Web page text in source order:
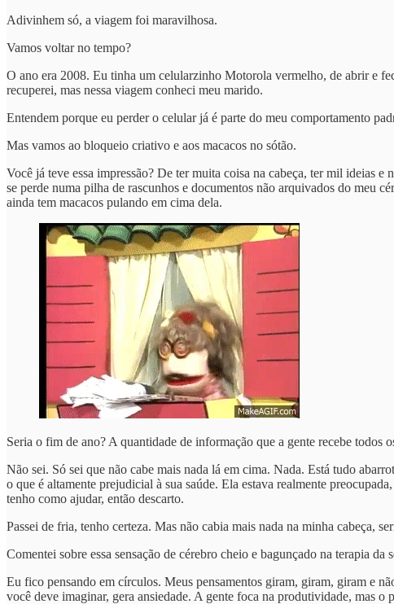
Adivinhem só, a viagem foi maravilhosa.
Vamos voltar no tempo?
O ano era 2008. Eu tinha um celularzinho Motorola vermelho, de abrir e
recuperei, mas nessa viagem conheci meu marido.
Entendem porque eu perder o celular já é parte do meu comportamento
Mas vamos ao bloqueio criativo e aos macacos no sótão.
Você já teve essa impressão? De ter muita coisa na cabeça, ter mil ideias
se perde numa pilha de rascunhos e documentos não arquivados do meu
ainda tem macacos pulando em cima dela.
Seria o fim de ano? A quantidade de informação que a gente recebe todos
Não sei. Só sei que não cabe mais nada lá em cima. Nada. Está tudo
o que é altamente prejudicial à sua saúde. Ela estava realmente
tenho como ajudar, então descarto.
Passei de fria, tenho certeza. Mas não cabia mais nada na minha cabeça,
Comentei sobre essa sensação de cérebro cheio e bagunçado na terapia
Eu fico pensando em círculos. Meus pensamentos giram, giram, giram e
você deve imaginar, gera ansiedade. A gente foca na produtividade, mas o